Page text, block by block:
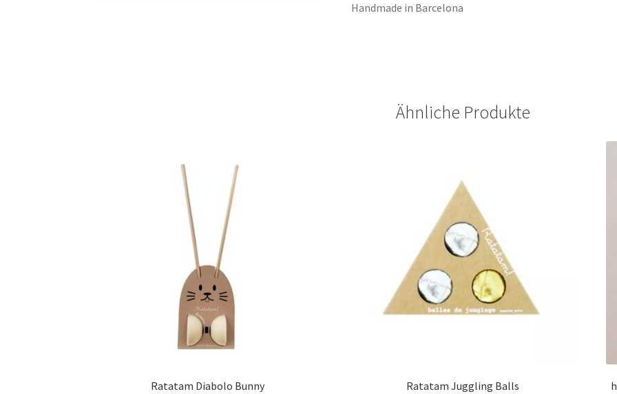
Handmade in Barcelona
Ähnliche Produkte
Ratatam Diabolo Bunny Ratatam Juggling Balls